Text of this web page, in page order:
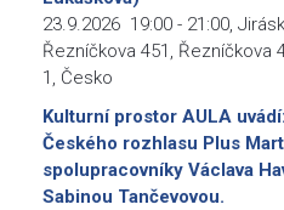
23.9.2026 19:00 - 21:00
Řezníčkova 451, Řezníčkova
1, Česko
Kulturní prostor AULA
Českého rozhlasu Plus
spolupracovníky Václava
Sabinou Tančevovou.